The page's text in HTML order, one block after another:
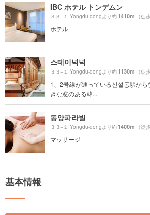
IBC ホテル トンデムン
３３−１ Yongdu-dongより約1410m （徒
ホテル
스테이넉넉
３３−１ Yongdu-dongより約1130m （徒
1、2号線が通っている신설동駅か
きな窓のある韓...
동양파라빌
３３−１ Yongdu-dongより約1400m （徒
マッサージ
基本情報